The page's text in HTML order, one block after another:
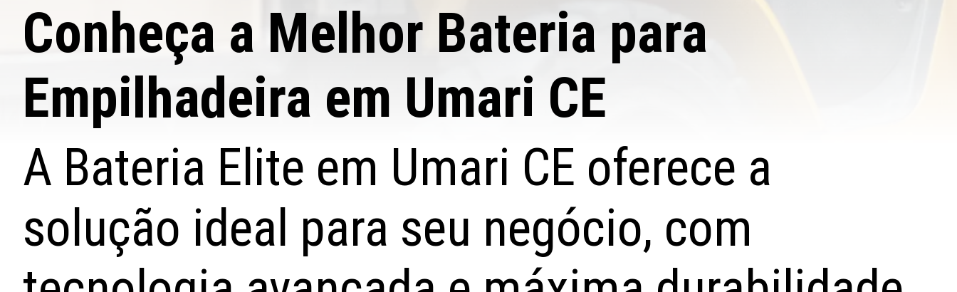
Conheça a Melhor Bateria para
Empilhadeira em Umari CE
A Bateria Elite em Umari CE oferece a
solução ideal para seu negócio, com